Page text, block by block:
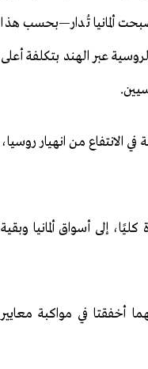
ألمانيا تُدار—بحسب هذا
عبر الهند بتكلفة أعلى
الانتفاع من انهيار روسيا،
إلى أسواق ألمانيا وبقية
أخفقتا في مواكبة معايير